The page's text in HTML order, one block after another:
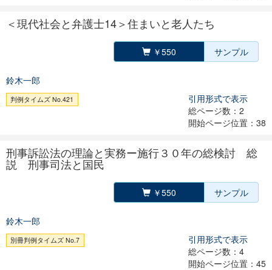
＜現代社会と弁護士14＞住まいと老人たち
￥550 サンプル
鈴木一郎
判例タイムズ No.421
引用形式で表示
総ページ数：2
開始ページ位置：38
刑事訴訟法の理論と実務ー施行３０年の総検討 総
説 刑事司法と国民
￥550 サンプル
鈴木一郎
別冊判例タイムズ No.7
引用形式で表示
総ページ数：4
開始ページ位置：45